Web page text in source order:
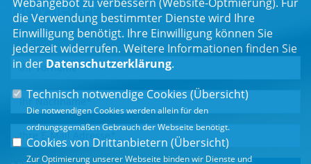
Newsletter
Erhalten Sie Neuigkeiten aus dem Landtag und der Region.
die Verwendung bestimmter Dienste wird Ihre
Einwilligung benötigt. Ihre Einwilligung können Sie
jederzeit widerrufen. Weitere Informationen finden Sie
in der Datenschutzerklärung.
Technisch notwendige Cookies (Übersicht)
Die notwendigen Cookies werden allein für den
ordnungsgemäßen Gebrauch der Webseite benötigt.
Cookies von Drittanbietern (Übersicht)
Zur Optimierung unserer Webseite binden wir Dienste und